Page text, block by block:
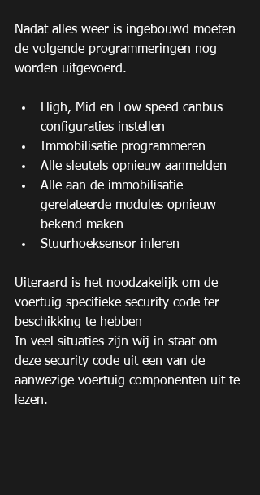
Nadat alles weer is ingebouwd moeten
de volgende programmeringen nog
worden uitgevoerd.
High, Mid en Low speed canbus
configuraties instellen
Immobilisatie programmeren
Alle sleutels opnieuw aanmelden
Alle aan de immobilisatie
gerelateerde modules opnieuw
bekend maken
Stuurhoeksensor inleren
Uiteraard is het noodzakelijk om de
voertuig specifieke security code ter
beschikking te hebben
In veel situaties zijn wij in staat om
deze security code uit een van de
aanwezige voertuig componenten uit te
lezen.